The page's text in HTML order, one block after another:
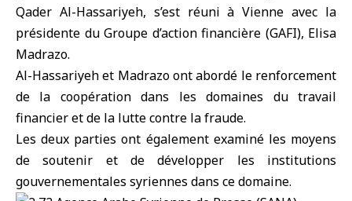
Qader Al-Hassariyeh, s’est réuni àVienneavec la
présidente du Groupe d’action financière (GAFI), Elisa
Madrazo.
Al-Hassariyeh et Madrazo ont abordé le renforcement
de la coopération dans les domaines du travail
financier et de la lutte contre la fraude.
Les deux parties ont également examiné les moyens
de soutenir et de développer les institutions
gouvernementales syriennes dans ce domaine.